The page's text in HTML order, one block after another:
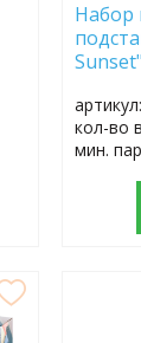
Набор
артикул:
кол-во
мин.